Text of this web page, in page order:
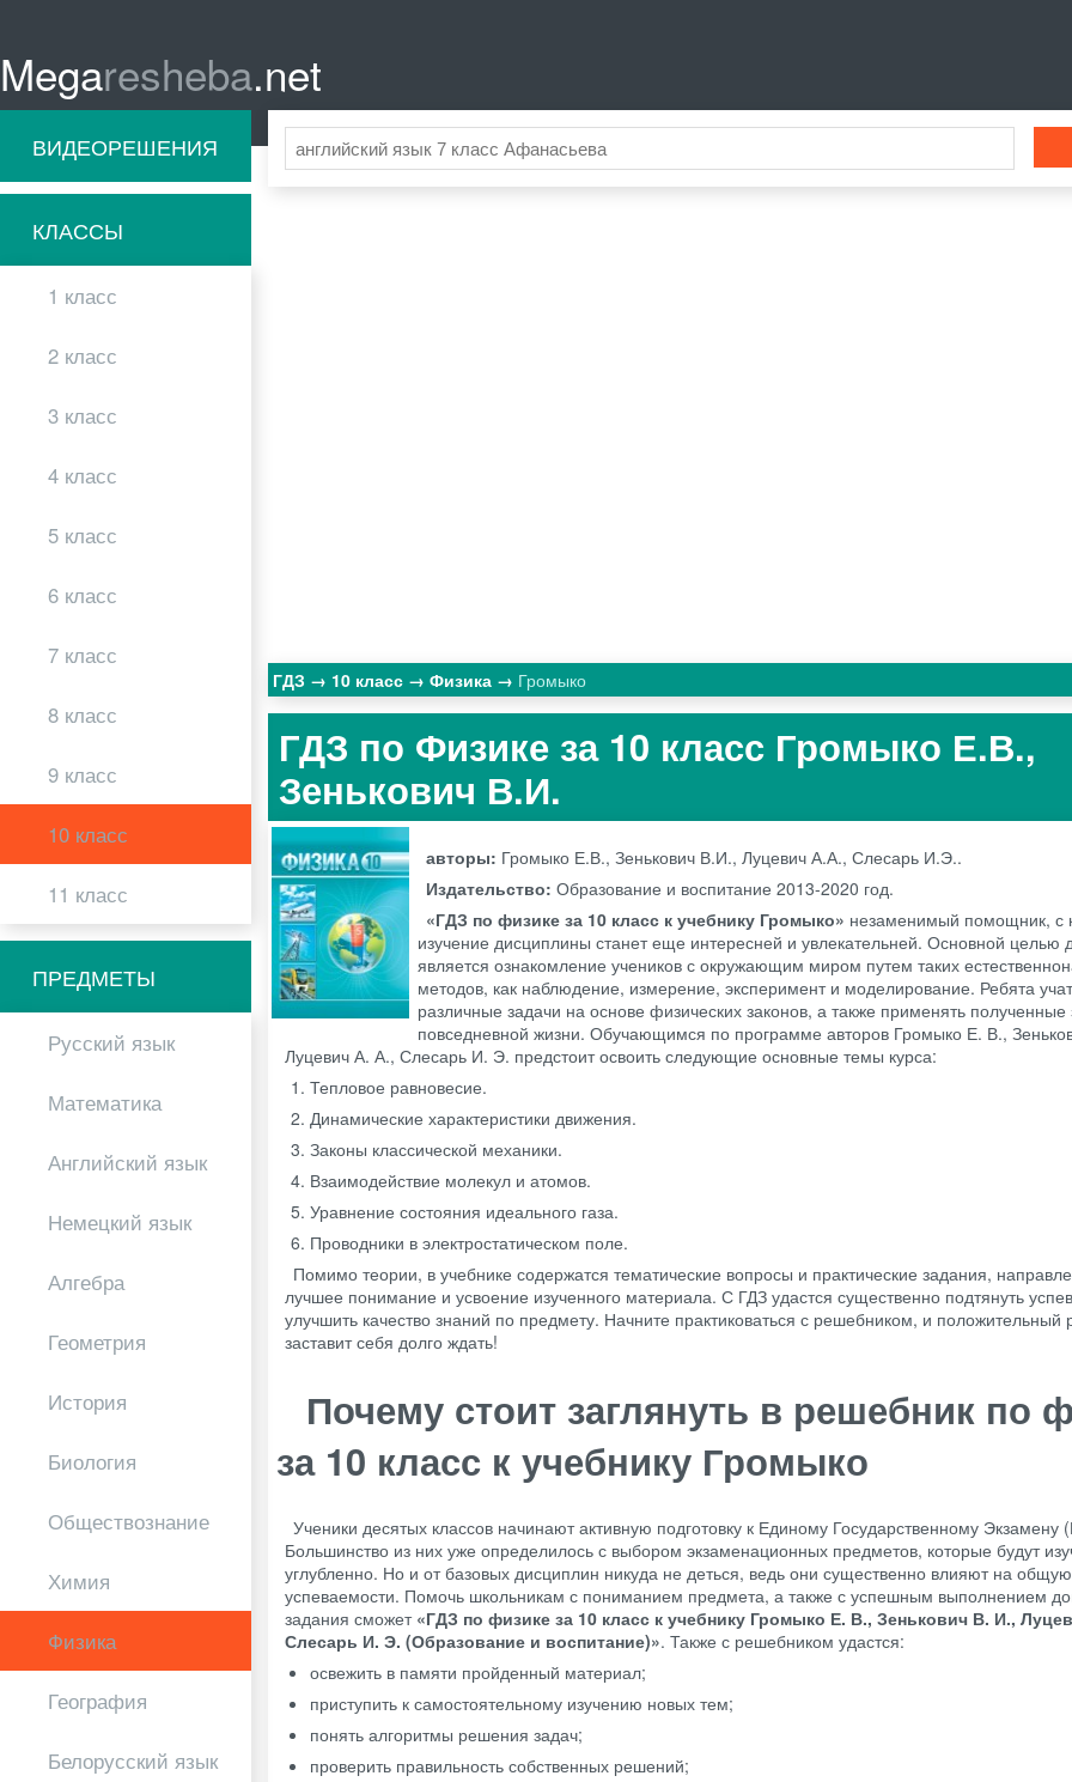
Megaresheba.net
ВИДЕОРЕШЕНИЯ
КЛАССЫ
1 класс
2 класс
3 класс
4 класс
5 класс
6 класс
7 класс
8 класс
9 класс
10 класс
11 класс
ПРЕДМЕТЫ
Русский язык
Математика
Английский язык
Немецкий язык
Алгебра
Геометрия
История
Биология
Обществознание
Химия
Физика
География
Белорусский язык
ГДЗ 10 класс Физика Громыко
ГДЗ по Физике за 10 класс Громыко Е.В.,
Зенькович В.И.
авторы: Громыко Е.В., Зенькович В.И., Луцевич А.А., Слесарь И.Э..
Издательство:Образование и воспитание 2013-2020 год.
«ГДЗ по физике за 10 класс к учебнику Громыко» незаменимый помощник, с
изучение дисциплины станет еще интересней и увлекательней. Основной целью
является ознакомление учеников с окружающим миром путем таких
методов, как наблюдение, измерение, эксперимент и моделирование. Ребята
различные задачи на основе физических законов, а также применять полученные
повседневной жизни. Обучающимся по программе авторов Громыко Е. В.,
Луцевич А. А., Слесарь И. Э. предстоит освоить следующие основные темы курса:
Тепловое равновесие.
Динамические характеристики движения.
Законы классической механики.
Взаимодействие молекул и атомов.
Уравнение состояния идеального газа.
Проводники в электростатическом поле.
Помимо теории, в учебнике содержатся тематические вопросы и практические задания,
лучшее понимание и усвоение изученного материала. С ГДЗ удастся существенно подтянуть
улучшить качество знаний по предмету. Начните практиковаться с решебником, и положительный
заставит себя долго ждать!
Почему стоит заглянуть в решебник по
за 10 класс к учебнику Громыко
Ученики десятых классов начинают активную подготовку к Единому Государственному Экзамену
Большинство из них уже определилось с выбором экзаменационных предметов, которые будут
углубленно. Но и от базовых дисциплин никуда не деться, ведь они существенно влияют на
успеваемости. Помочь школьникам с пониманием предмета, а также с успешным выполнением
задания сможет «ГДЗ по физике за 10 класс к учебнику Громыко Е. В., Зенькович В. И.,
Слесарь И. Э. (Образование и воспитание)». Также с решебником удастся:
освежить в памяти пройденный материал;
приступить к самостоятельному изучению новых тем;
понять алгоритмы решения задач;
проверить правильность собственных решений;